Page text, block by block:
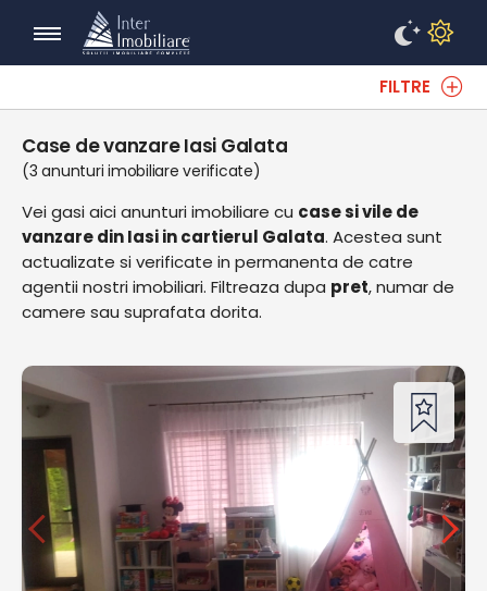
FILTRE
Case de vanzare Iasi Galata
(3 anunturi imobiliare verificate)
Vei gasi aici anunturi imobiliare cu case si vile de
vanzare din Iasi in cartierul Galata. Acestea sunt
actualizate si verificate in permanenta de catre
agentii nostri imobiliari. Filtreaza dupa pret, numar de
camere sau suprafata dorita.